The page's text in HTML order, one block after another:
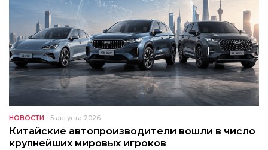
НОВОСТИ 5 августа 2026
Китайские автопроизводители вошли в число
крупнейших мировых игроков